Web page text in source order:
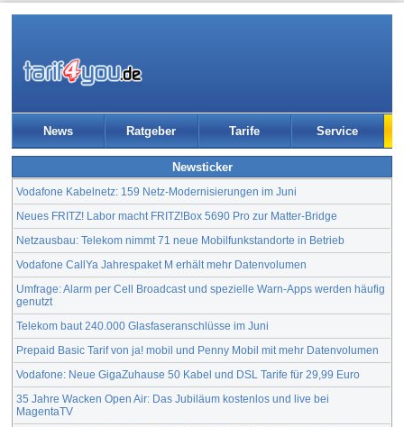
News Ratgeber Tarife Service
Newsticker
Vodafone Kabelnetz: 159 Netz-Modernisierungen im Juni
Neues FRITZ! Labor macht FRITZ!Box 5690 Pro zur Matter-Bridge
Netzausbau: Telekom nimmt 71 neue Mobilfunkstandorte in Betrieb
Vodafone CallYa Jahrespaket M erhält mehr Datenvolumen
Umfrage: Alarm per Cell Broadcast und spezielle Warn-Apps werden häufig
genutzt
Telekom baut 240.000 Glasfaseranschlüsse im Juni
Prepaid Basic Tarif von ja! mobil und Penny Mobil mit mehr Datenvolumen
Vodafone: Neue GigaZuhause 50 Kabel und DSL Tarife für 29,99 Euro
35 Jahre Wacken Open Air: Das Jubiläum kostenlos und live bei
MagentaTV